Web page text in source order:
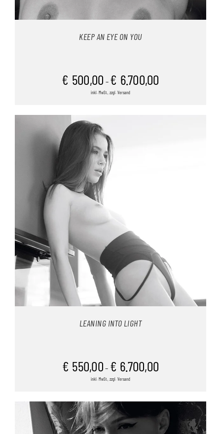
KEEP AN EYE ON YOU
€ 500,00 – € 6.700,00
inkl. MwSt., zzgl. Versand
LEANING INTO LIGHT
€ 550,00 – € 6.700,00
inkl. MwSt., zzgl. Versand